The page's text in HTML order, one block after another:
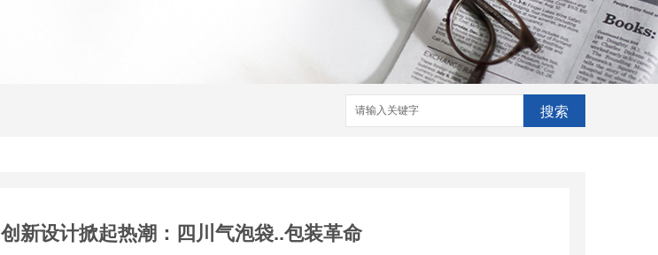
搜索
创新设计掀起热潮：四川气泡袋..包装革命